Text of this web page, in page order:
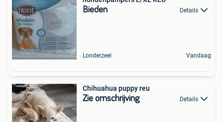
Bieden Details
Londerzeel Vandaag
Chihuahua puppy reu
Zie omschrijving Details